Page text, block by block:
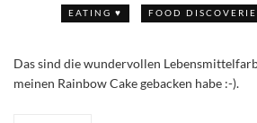
EATING ♥ FOOD
Das sind die wundervollen
meinen Rainbow Cake gebacken habe :-).